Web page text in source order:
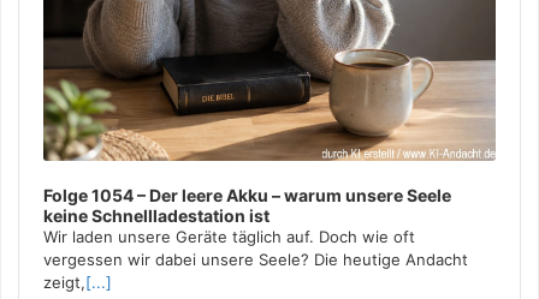
Folge 1054 – Der leere Akku – warum unsere Seele
keine Schnellladestation ist
Wir laden unsere Geräte täglich auf. Doch wie oft
vergessen wir dabei unsere Seele? Die heutige Andacht
zeigt,[...]